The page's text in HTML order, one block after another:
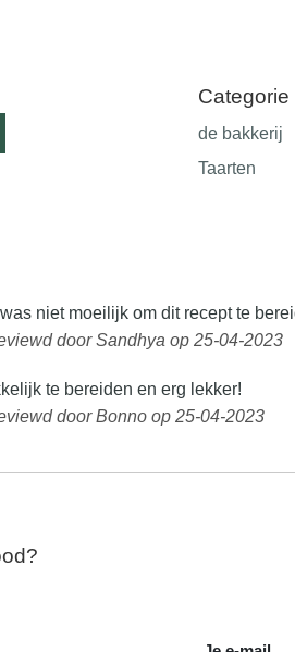
Categorie
de bakkerij
Taarten
niet moeilijk om dit recept te
door Sandhya op 25-04-2023
te bereiden en erg lekker!
door Bonno op 25-04-2023